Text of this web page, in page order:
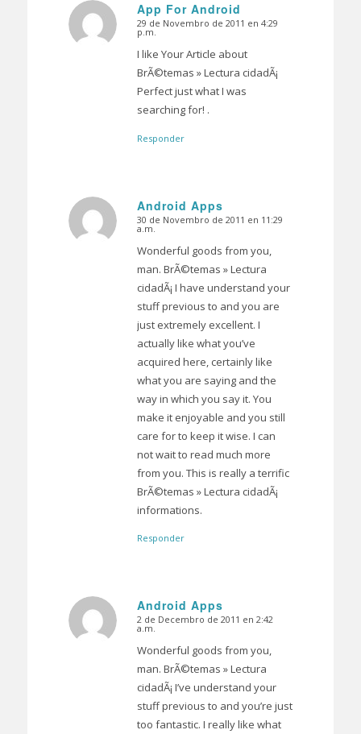
App For Android
Dice:
29 de Novembro de 2011 en 4:29
p.m.
I like Your Article about
BrÃ©temas » Lectura cidadÃ¡
Perfect just what I was
searching for! .
Responder
Android Apps
Dice:
30 de Novembro de 2011 en 11:29
a.m.
Wonderful goods from you,
man. BrÃ©temas » Lectura
cidadÃ¡ I have understand your
stuff previous to and you are
just extremely excellent. I
actually like what you’ve
acquired here, certainly like
what you are saying and the
way in which you say it. You
make it enjoyable and you still
care for to keep it wise. I can
not wait to read much more
from you. This is really a terrific
BrÃ©temas » Lectura cidadÃ¡
informations.
Responder
Android Apps
Dice:
2 de Decembro de 2011 en 2:42
a.m.
Wonderful goods from you,
man. BrÃ©temas » Lectura
cidadÃ¡ I’ve understand your
stuff previous to and you’re just
too fantastic. I really like what